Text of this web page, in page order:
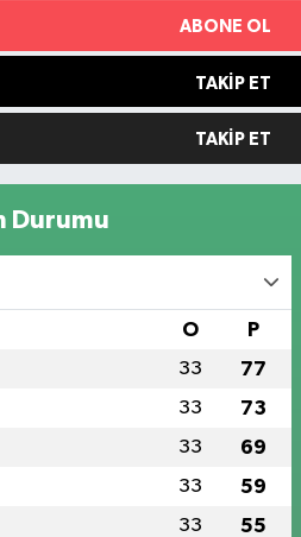
ABONE OL
TAKIP ET
TAKIP ET
Durumu
O P
33 77
33 73
33 69
33 59
33 55